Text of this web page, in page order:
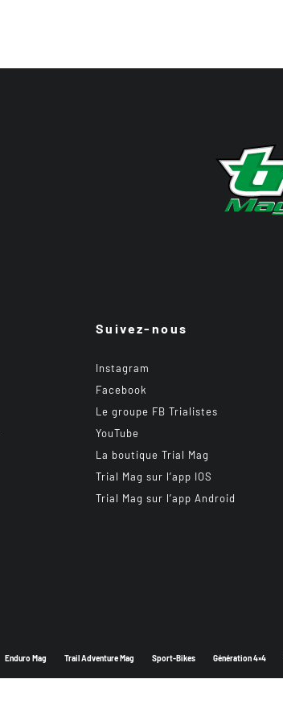
Suivez-nous
Instagram
Facebook
Le groupe FB Trialistes
YouTube
La boutique Trial Mag
Trial Mag sur l’app IOS
Trial Mag sur l’app Android
Enduro Mag Trail Adventure Mag Sport-Bikes Génération 4×4